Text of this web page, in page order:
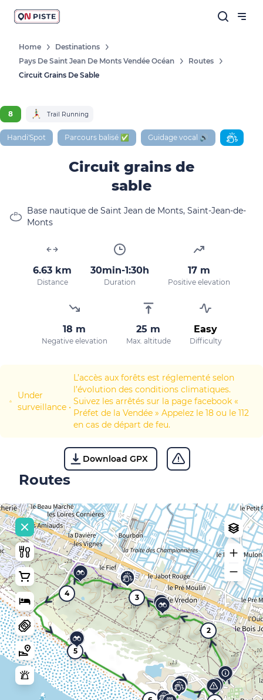
Home
Destinations
Pays De Saint Jean De Monts Vendée Océan
Routes
Circuit Grains De Sable
8 Trail Running
Handi'Spot Parcours balisé ✅ Guidage vocal 🔊
Circuit grains de
sable
Base nautique de Saint Jean de Monts, Saint-Jean-de-
Monts
6.63 km
Distance
30min-1:30h
Duration
17 m
Positive elevation
18 m
Negative elevation
25 m
Max. altitude
Easy
Difficulty
Under
surveillance •
L’accès aux forêts est réglementé selon
l’évolution des conditions climatiques.
Suivez les arrêtés sur la page facebook «
Préfet de la Vendée » Appelez le 18 ou le 112
en cas de départ de feu.
Download GPX
Routes
2
3
4
5